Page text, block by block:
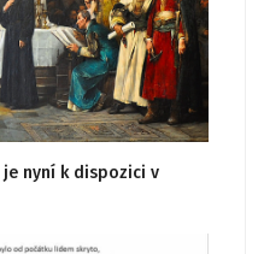
je nyní k dispozici v